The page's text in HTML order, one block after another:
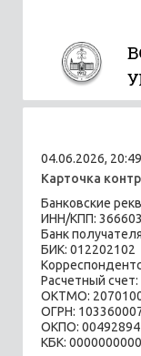
04.06.2026, 20:49
Карточка
Банковские
ИНН/КПП:
Банк
БИК: 012202102
Расчетный
ОКТМО:
ОГРН:
ОКПО: 00492894
КБК: